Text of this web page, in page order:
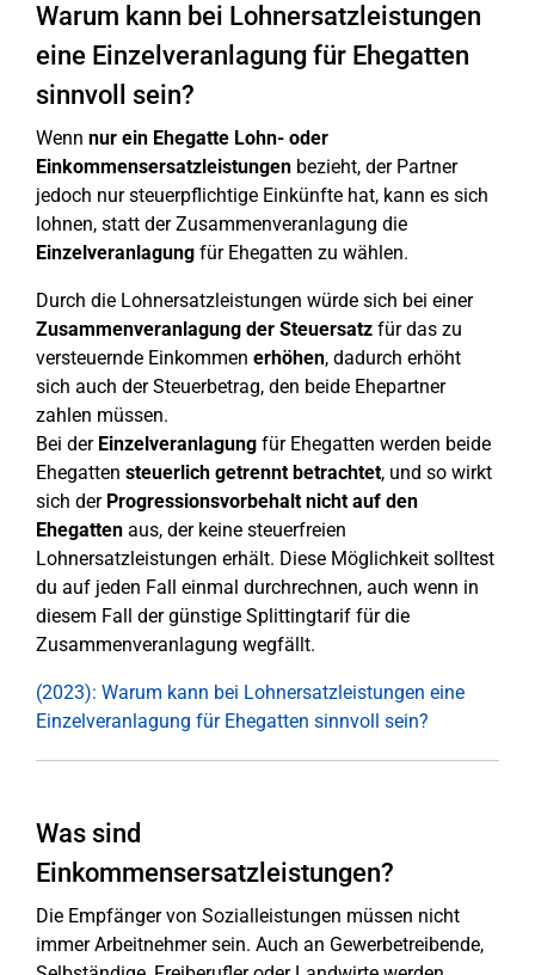
Warum kann bei Lohnersatzleistungen
eine Einzelveranlagung für Ehegatten
sinnvoll sein?
Wenn nur ein Ehegatte Lohn- oder
Einkommensersatzleistungen bezieht, der Partner
jedoch nur steuerpflichtige Einkünfte hat, kann es sich
lohnen, statt der Zusammenveranlagung die
Einzelveranlagung für Ehegatten zu wählen.
Durch die Lohnersatzleistungen würde sich bei einer
Zusammenveranlagung der Steuersatz für das zu
versteuernde Einkommen erhöhen, dadurch erhöht
sich auch der Steuerbetrag, den beide Ehepartner
zahlen müssen.
Bei der Einzelveranlagung für Ehegatten werden beide
Ehegatten steuerlich getrennt betrachtet, und so wirkt
sich der Progressionsvorbehalt nicht auf den
Ehegatten aus, der keine steuerfreien
Lohnersatzleistungen erhält. Diese Möglichkeit solltest
du auf jeden Fall einmal durchrechnen, auch wenn in
diesem Fall der günstige Splittingtarif für die
Zusammenveranlagung wegfällt.
(2023): Warum kann bei Lohnersatzleistungen eine
Einzelveranlagung für Ehegatten sinnvoll sein?
Was sind
Einkommensersatzleistungen?
Die Empfänger von Sozialleistungen müssen nicht
immer Arbeitnehmer sein. Auch an Gewerbetreibende,